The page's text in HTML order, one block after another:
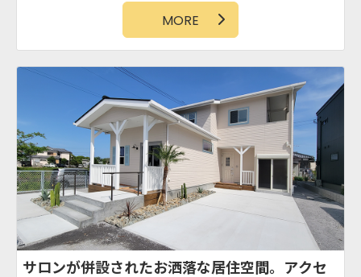
サロンが併設されたお洒落な居住空間。アクセ
ント壁が見どころ。
2階建
店舗
タイル壁
カバードポーチ 勾配天井
カリフォルニアスタイル
土間スペース
造作洗面台
店舗 アクセント壁
MORE